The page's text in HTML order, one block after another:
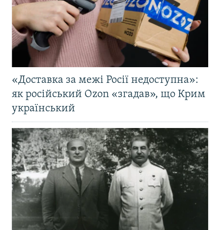
«Доставка за межі Росії недоступна»:
як російський Ozon «згадав», що Крим
український